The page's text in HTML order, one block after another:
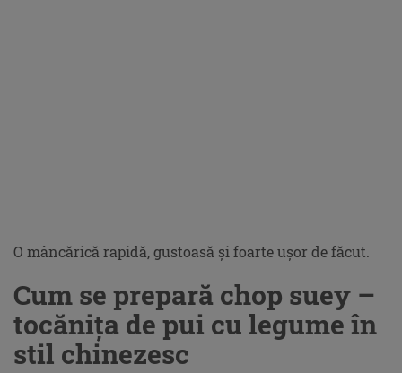
O mâncărică rapidă, gustoasă și foarte ușor de făcut.
Cum se prepară chop suey –
tocănița de pui cu legume în
stil chinezesc